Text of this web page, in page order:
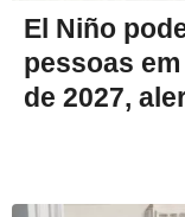
El Niño
pessoas
de 2027,